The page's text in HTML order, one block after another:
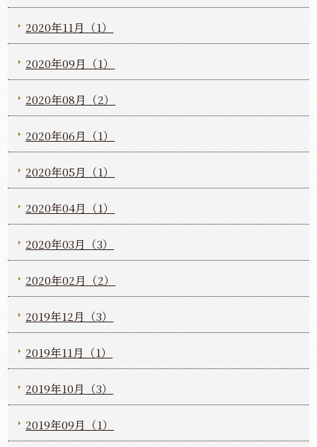
2020年11月（1）
2020年09月（1）
2020年08月（2）
2020年06月（1）
2020年05月（1）
2020年04月（1）
2020年03月（3）
2020年02月（2）
2019年12月（3）
2019年11月（1）
2019年10月（3）
2019年09月（1）